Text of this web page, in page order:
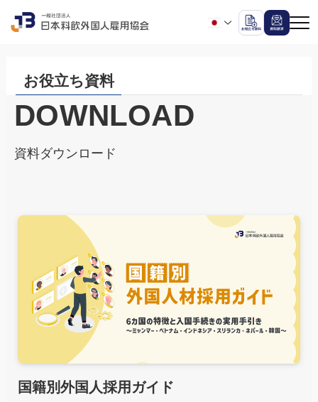
お役立ち資料
DOWNLOAD
資料ダウンロード
国籍別外国人採用ガイド